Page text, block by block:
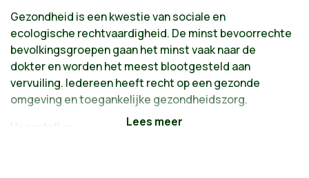
Gezondheid is een kwestie van sociale en
ecologische rechtvaardigheid. De minst bevoorrechte
bevolkingsgroepen gaan het minst vaak naar de
dokter en worden het meest blootgesteld aan
vervuiling. Iedereen heeft recht op een gezonde
omgeving en toegankelijke gezondheidszorg.
Voorstellen: